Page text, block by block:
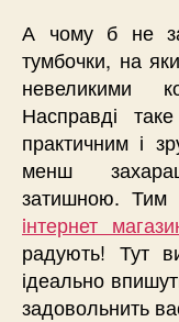
А чому б не
тумбочки, на
невеликими
Насправді
практичним і
менш
затишною.
iнтернет
радують! Тут
ідеально
задовольнить